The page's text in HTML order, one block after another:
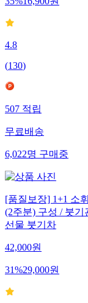
35%16,900원
4.8
(130)
507적립
무료배송
6,022명구매중
[품질보장] 1+1 소
(2주분) 구성 / 붓
선물 붓기차
42,000원
31%29,000원